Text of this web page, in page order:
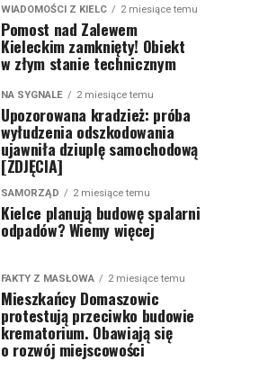
WIADOMOŚCI Z KIELC 2 miesiące temu
Pomost nad Zalewem
Kieleckim zamknięty! Obiekt
w złym stanie technicznym
NA SYGNALE 2 miesiące temu
Upozorowana kradzież: próba
wyłudzenia odszkodowania
ujawniła dziuplę samochodową
[ZDJĘCIA]
SAMORZĄD 2 miesiące temu
Kielce planują budowę spalarni
odpadów? Wiemy więcej
FAKTY Z MASŁOWA 2 miesiące temu
Mieszkańcy Domaszowic
protestują przeciwko budowie
krematorium. Obawiają się
o rozwój miejscowości